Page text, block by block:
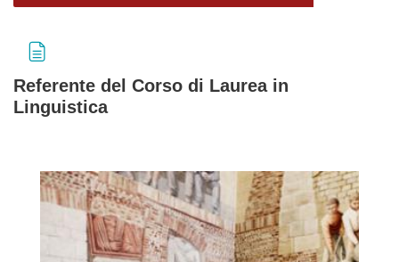
Referente del Corso di Laurea in
Linguistica